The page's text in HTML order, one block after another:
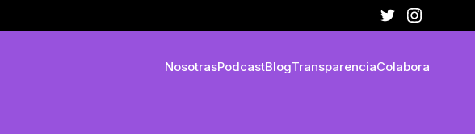
NosotrasPodcastBlogTransparenciaColabora